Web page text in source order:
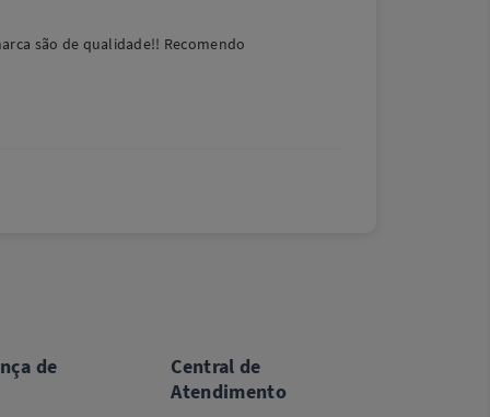
são de qualidade!! Recomendo
de
Central de
Atendimento